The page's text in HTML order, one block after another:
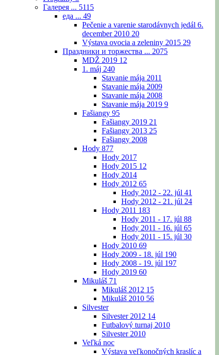
Галерея ... 5115
еда ... 49
Pečenie a varenie starodávnych jedál 6.
december 2010 20
Výstava ovocia a zeleniny 2015 29
Праздники и торжества ... 2075
MDŽ 2019 12
1. máj 240
Stavanie mája 2011
Stavanie mája 2009
Stavanie mája 2008
Stavanie mája 2019 9
Fašiangy 95
Fašiangy 2019 21
Fašiangy 2013 25
Fašiangy 2008
Hody 877
Hody 2017
Hody 2015 12
Hody 2014
Hody 2012 65
Hody 2012 - 22. júl 41
Hody 2012 - 21. júl 24
Hody 2011 183
Hody 2011 - 17. júl 88
Hody 2011 - 16. júl 65
Hody 2011 - 15. júl 30
Hody 2010 69
Hody 2009 - 18. júl 190
Hody 2008 - 19. júl 197
Hody 2019 60
Mikuláš 71
Mikuláš 2012 15
Mikuláš 2010 56
Silvester
Silvester 2012 14
Futbalový turnaj 2010
Silvester 2010
Veľká noc
Výstava veľkonočných kraslíc a